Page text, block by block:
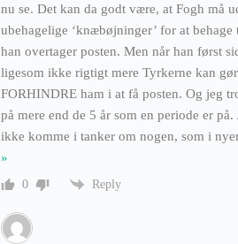
nu se. Det kan da godt være, at Fogh må
ubehagelige ‘knæbøjninger’ for at
han overtager posten. Men når han først
ligesom ikke rigtigt mere Tyrkerne kan
FORHINDRE ham i at få posten. Og jeg
på mere end de 5 år som en periode er
ikke komme i tanker om nogen, som i
»
0 Reply